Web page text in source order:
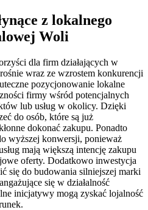
z lokalnego
Woli
dla firm działających w
wraz ze wzrostem konkurencji
pozycjonowanie lokalne
firmy wśród potencjalnych
lub usług w okolicy. Dzięki
do osób, które są już
dokonać zakupu. Ponadto
wyższej konwersji, ponieważ
mają większą intencję zakupu
oferty. Dodatkowo inwestycja
się do budowania silniejszej marki
się w działalność
inicjatywy mogą zyskać lojalność